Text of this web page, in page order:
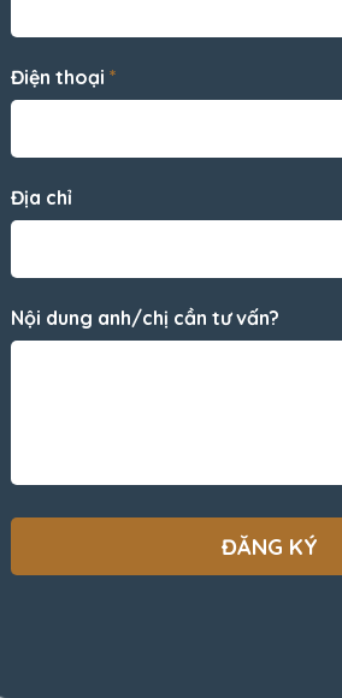
Điện thoại *
Địa chỉ
Nội dung anh/chị cần tư vấn?